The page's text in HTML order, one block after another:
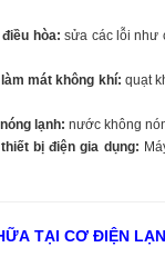
hòa: sửa các lỗi như
mát không khí: quạt
lạnh: nước không
bị điện gia dụng:
TẠI CƠ ĐIỆN